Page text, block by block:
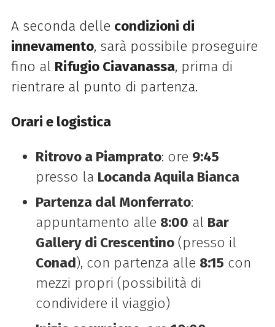
A seconda delle condizioni di
innevamento, sarà possibile proseguire
fino al Rifugio Ciavanassa, prima di
rientrare al punto di partenza.
Orari e logistica
Ritrovo a Piamprato: ore 9:45
presso la Locanda Aquila Bianca
Partenza dal Monferrato:
appuntamento alle 8:00 al Bar
Gallery di Crescentino(presso il
Conad), con partenza alle 8:15 con
mezzi propri (possibilità di
condividere il viaggio)